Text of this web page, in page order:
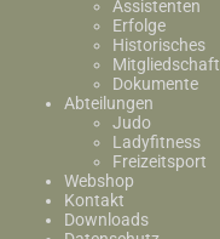
Assistenten
Erfolge
Historisches
Mitgliedschaft
Dokumente
Abteilungen
Judo
Ladyfitness
Freizeitsport
Webshop
Kontakt
Downloads